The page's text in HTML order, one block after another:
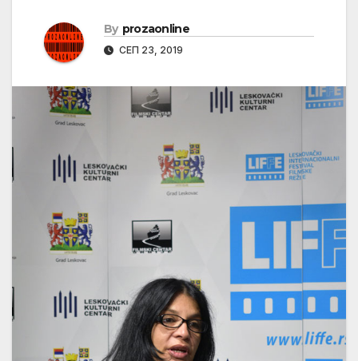
By prozaonline
СЕП 23, 2019